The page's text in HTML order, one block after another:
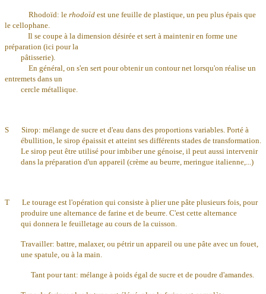
Rhodoïd: le rhodoïd est une feuille de plastique, un peu plus épais que
le cellophane.
Il se coupe à la dimension désirée et sert à maintenir en forme une
préparation (ici pour la
pâtisserie).
En général, on s'en sert pour obtenir un contour net lorsqu'on réalise un
entremets dans un
cercle métallique.
S Sirop: mélange de sucre et d'eau dans des proportions variables. Porté à
ébullition, le sirop épaissit et atteint ses différents stades de transformation.
Le sirop peut être utilisé pour imbiber une génoise, il peut aussi intervenir
dans la préparation d'un appareil (crème au beurre, meringue italienne,...)
T Le tourage est l'opération qui consiste à plier une pâte plusieurs fois, pour
produire une alternance de farine et de beurre. C'est cette alternance
qui donnera le feuilletage au cours de la cuisson.
Travailler: battre, malaxer, ou pétrir un appareil ou une pâte avec un fouet,
une spatule, ou à la main.
Tant pour tant: mélange à poids égal de sucre et de poudre d'amandes.